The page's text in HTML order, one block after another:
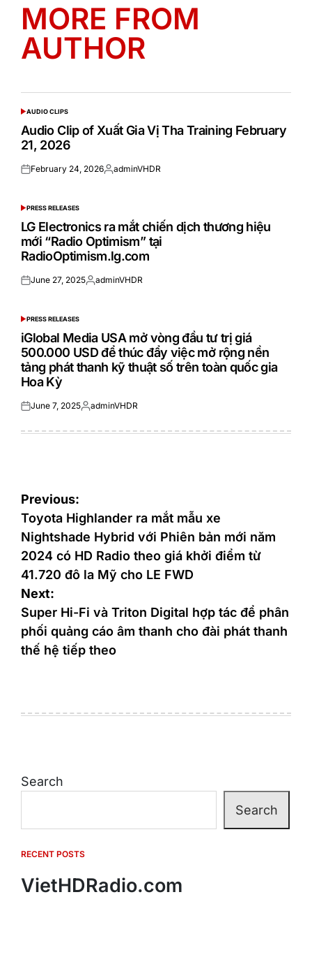
MORE FROM
AUTHOR
POSTED
IN
AUDIO CLIPS
Audio Clip of Xuất Gia Vị Tha Training February
21, 2026
Posted
February 24, 2026Posted
adminVHDR
POSTED
IN
PRESS RELEASES
LG Electronics ra mắt chiến dịch thương hiệu
mới “Radio Optimism” tại
RadioOptimism.lg.com
Posted
June 27, 2025Posted
adminVHDR
POSTED
IN
PRESS RELEASES
iGlobal Media USA mở vòng đầu tư trị giá
500.000 USD để thúc đẩy việc mở rộng nền
tảng phát thanh kỹ thuật số trên toàn quốc gia
Hoa Kỳ
Posted
June 7, 2025Posted
adminVHDR
Post
navigation
Previous:
Toyota Highlander ra mắt mẫu xe
Nightshade Hybrid với Phiên bản mới năm
2024 có HD Radio theo giá khởi điểm từ
41.720 đô la Mỹ cho LE FWD
Next:
Super Hi-Fi và Triton Digital hợp tác để phân
phối quảng cáo âm thanh cho đài phát thanh
thế hệ tiếp theo
Search
Search
RECENT POSTS
VietHDRadio.com